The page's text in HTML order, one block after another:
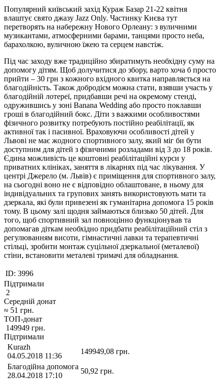
Популярний київський захід Кураж Базар 21-22 квітня
влаштує свято джазу Jazz Only. Частинку Києва тут
перетворять на набережну Нового Орлеану: з вуличними
музикантами, атмосферними барами, танцями просто неба,
барахолкою, вуличною їжею та серцем навстіж.
Під час заходу вже традиційно збиратимуть необхідну суму на
допомогу дітям. Щоб долучитися до збору, варто хоча б просто
прийти – 30 грн з кожного вхідного квитка направляється на
благодійність. Також добродієм можна стати, взявши участь у
благодійній лотереї, придбавши речі на окремому стенді,
одружившись у зоні Banana Wedding або просто поклавши
гроші в благодійний бокс. Діти з важкими особливостями
фізичного розвитку потребують постійно реабілітації, як
активної так і пасивної. Враховуючи особливості дітей у
Львові не має жодного спортивного залу, який міг би бути
доступним для дітей з фізичними розладами від 3 до 18 років.
Єдина можливість це коштовні реабілітаційні курси у
приватних клініках, заняття в лікарнях під час лікування. У
центрі Джерело (м. Львів) є приміщення для спортивного залу,
на сьогодні воно не є відповідно облаштоване, в ньому для
індивідуальних та групових занять використовують мати та
дзеркала, які були привезені як гуманітарна допомога 15 років
тому. В цьому залі щодня займаються близько 50 дітей. Для
того, щоб спортивний зал повноцінно функціонував та
допомагав діткам необхідно придбати реабілітаційний стіл з
регулюванням висоти, гімнастичні лавки та терапевтичні
стільці, зробити монтаж суцільної дзеркальної (металевої)
стіни, встановити металеві тримачі для обладнання.
ID: 3996
Підтримали
2
Середній донат
≈ 51 грн.
ТОП-донат
149949 грн.
Підтримали
Kurazh
04.05.2018 11:36
149949,08 грн.
Благодійна допомога
28.04.2018 17:10
50,92 грн.